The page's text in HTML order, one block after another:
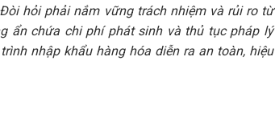
hỏi phải nắm vững trách nhiệm và rủi ro từ
ẩn chứa chi phí phát sinh và thủ tục pháp lý
nhập khẩu hàng hóa diễn ra an toàn, hiệu